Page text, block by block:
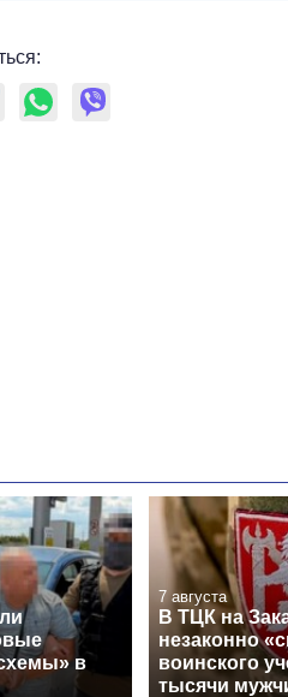
в
7 августа
В ТЦК на
незаконно
воинского
тысячи